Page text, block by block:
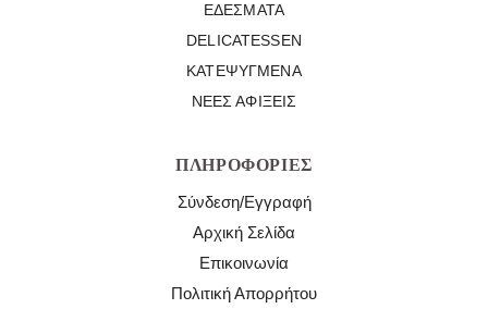
ΕΔΈΣΜΑΤΑ
DELICATESSEN
ΚΑΤΕΨΥΓΜΈΝΑ
ΝΈΕΣ ΑΦΊΞΕΙΣ
ΠΛΗΡΟΦΟΡΊΕΣ
Σύνδεση/Εγγραφή
Αρχική Σελίδα
Επικοινωνία
Πολιτική Απορρήτου